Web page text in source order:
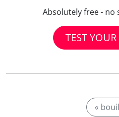
Absolutely free - no
TEST
«